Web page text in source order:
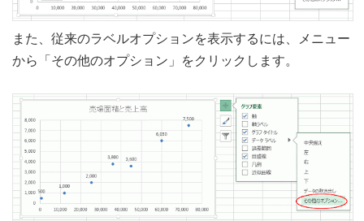
また、従来のラベルオプションを表示するには、メニュー
から「その他のオプション」をクリックします。